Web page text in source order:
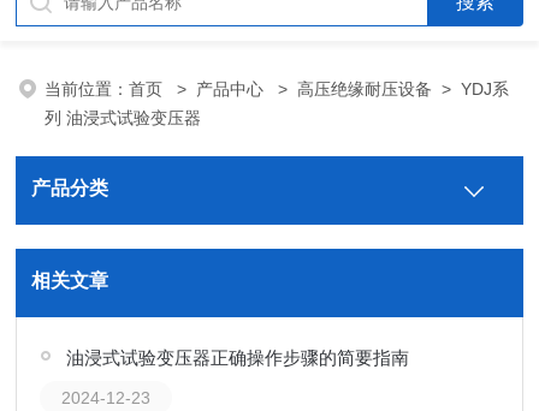
当前位置：首页 > 产品中心 >高压绝缘耐压设备 >YDJ系
列 油浸式试验变压器
产品分类
相关文章
油浸式试验变压器正确操作步骤的简要指南
2024-12-23